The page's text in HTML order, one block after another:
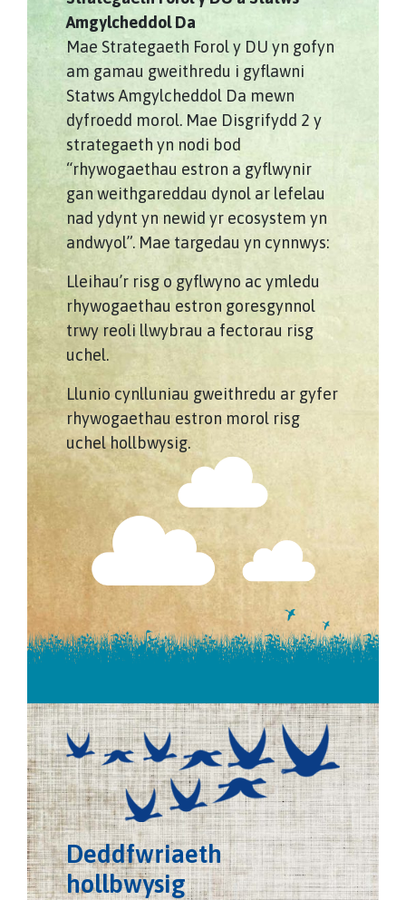
Amgylcheddol Da
Mae Strategaeth Forol y DU yn gofyn
am gamau gweithredu i gyflawni
Statws Amgylcheddol Da mewn
dyfroedd morol. Mae Disgrifydd 2 y
strategaeth yn nodi bod
“rhywogaethau estron a gyflwynir
gan weithgareddau dynol ar lefelau
nad ydynt yn newid yr ecosystem yn
andwyol”. Mae targedau yn cynnwys:
Lleihau’r risg o gyflwyno ac ymledu
rhywogaethau estron goresgynnol
trwy reoli llwybrau a fectorau risg
uchel.
Llunio cynlluniau gweithredu ar gyfer
rhywogaethau estron morol risg
uchel hollbwysig.
Deddfwriaeth
hollbwysig